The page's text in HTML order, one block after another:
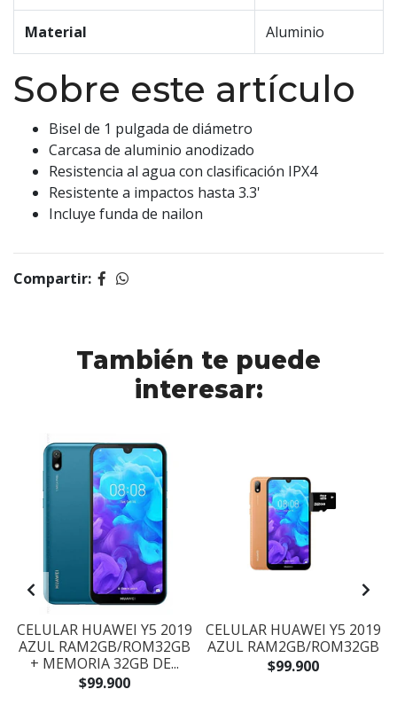
Material Aluminio
Sobre este artículo
Bisel de 1 pulgada de diámetro
Carcasa de aluminio anodizado
Resistencia al agua con clasificación IPX4
Resistente a impactos hasta 3.3'
Incluye funda de nailon
Compartir:
También te puede
interesar:
CELULAR HUAWEI Y5 2019
AZUL RAM2GB/ROM32GB
+ MEMORIA 32GB DE...
$99.900
CELULAR HUAWEI Y5 2019
AZUL RAM2GB/ROM32GB
$99.900